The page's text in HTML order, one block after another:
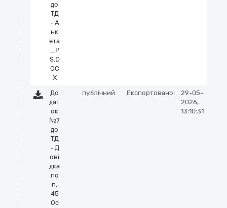
до
ТД
- А
нк
ета
_P
S.D
OC
X
До
дат
ок
№7
до
ТД
- Д
ові
дка
по
п.
45
Ос
публічний Експортовано:
29-05-
2026,
13:10:31